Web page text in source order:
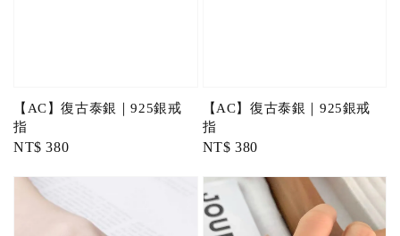
【AC】復古泰銀｜925銀戒
指
Regular
NT$ 380
【AC】復古泰銀｜925銀戒
指
Regular
NT$ 380